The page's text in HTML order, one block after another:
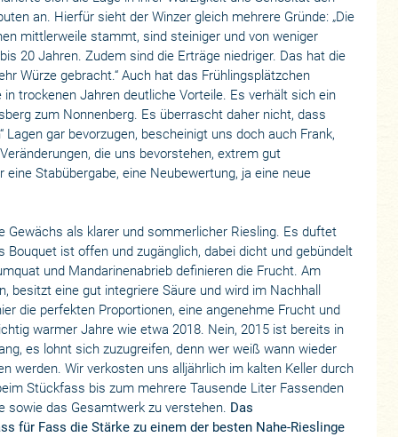
an. Hierfür sieht der Winzer gleich mehrere Gründe: „Die
mittlerweile stammt, sind steiniger und von weniger
20 Jahren. Zudem sind die Erträge niedriger. Das hat die
Würze gebracht.“ Auch hat das Frühlingsplätzchen
trockenen Jahren deutliche Vorteile. Es verhält sich ein
zum Nonnenberg. Es überrascht daher nicht, dass
Lagen gar bevorzugen, bescheinigt uns doch auch Frank,
die uns bevorstehen, extrem gut
Stabübergabe, eine Neubewertung, ja eine neue
Gewächs als klarer und sommerlicher Riesling. Es duftet
ist offen und zugänglich, dabei dicht und gebündelt
und Mandarinenabrieb definieren die Frucht. Am
besitzt eine gut integriere Säure und wird im Nachhall
die perfekten Proportionen, eine angenehme Frucht und
warmer Jahre wie etwa 2018. Nein, 2015 ist bereits in
es lohnt sich zuzugreifen, denn wer weiß wann wieder
werden. Wir verkosten uns alljährlich im kalten Keller durch
Stückfass bis zum mehrere Tausende Liter Fassenden
sowie das Gesamtwerk zu verstehen. Das
für Fass die Stärke zu einem der besten Nahe-Rieslinge